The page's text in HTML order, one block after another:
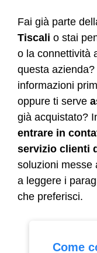
Fai già parte
Tiscali o stai
o la connettività
questa
informazioni
oppure ti serve
già acquistato?
entrare in
servizio clienti
soluzioni messe
a leggere i
che preferisci.
Come